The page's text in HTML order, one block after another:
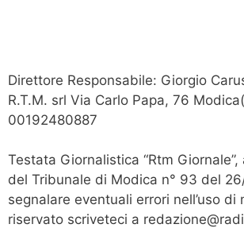
Direttore Responsabile: Giorgio
R.T.M. srl Via Carlo Papa, 76
00192480887
Testata Giornalistica “Rtm
del Tribunale di Modica n° 93 del
segnalare eventuali errori nell’uso di
riservato scriveteci a